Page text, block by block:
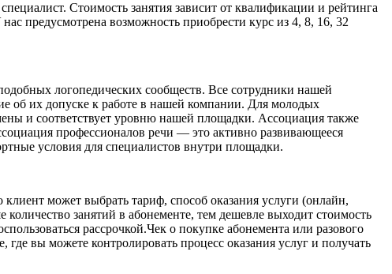
Стоимость занятия зависит от квалификации и рейтинга
предусмотрена возможность приобрести курс из 4, 8, 16, 32
логопедических сообществ. Все сотрудники нашей
об их допуске к работе в нашей компании. Для молодых
и соответствует уровню нашей площадки. Ассоциация также
профессионалов речи — это активно развивающееся
условия для специалистов внутри площадки.
может выбрать тариф, способ оказания услуги (онлайн,
занятий в абонементе, тем дешевле выходит стоимость
рассрочкой.Чек о покупке абонемента или разового
вы можете контролировать процесс оказания услуг и получать